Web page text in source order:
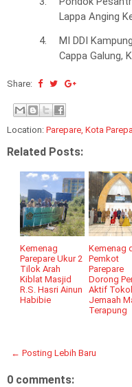
Lappa Anging
4.
MI DDI
Cappa Galung,
Share:
Location: Parepare, Kota
Related Posts:
Kemenag
Parepare Ukur 2
Tilok Arah
Kiblat Masjid
R.S. Hasri Ainun
Habibie
Kemenag
Pemkot
Parepare
Dorong
Aktif
Jemaah
Terapung
← Posting Lebih Baru
0 comments: